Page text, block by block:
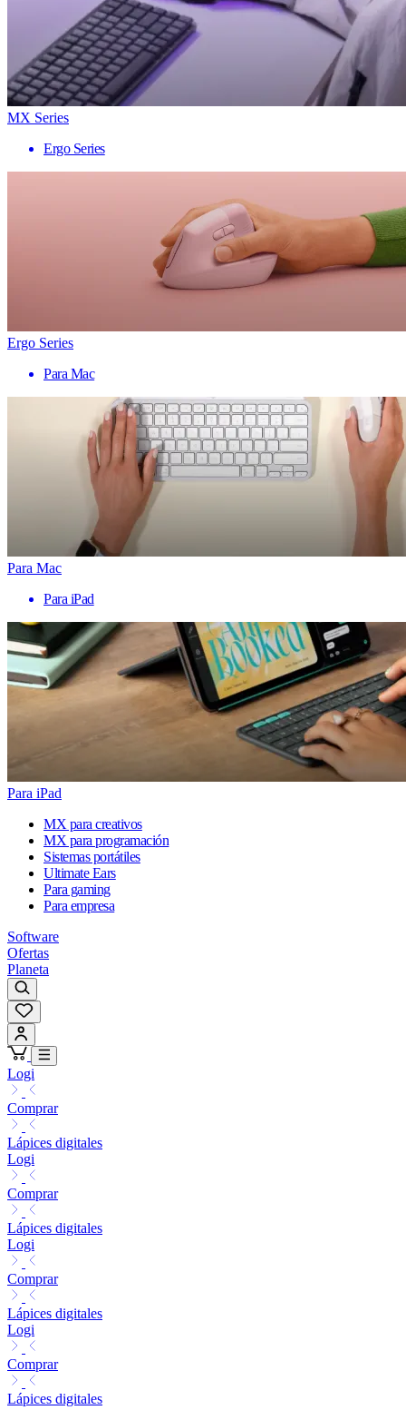
MX Series
Ergo Series
Ergo Series
Para Mac
Para Mac
Para iPad
Para iPad
MX para creativos
MX para programación
Sistemas portátiles
Ultimate Ears
Para gaming
Para empresa
Software
Ofertas
Planeta
Logi
Comprar
Lápices digitales
Logi
Comprar
Lápices digitales
Logi
Comprar
Lápices digitales
Logi
Comprar
Lápices digitales